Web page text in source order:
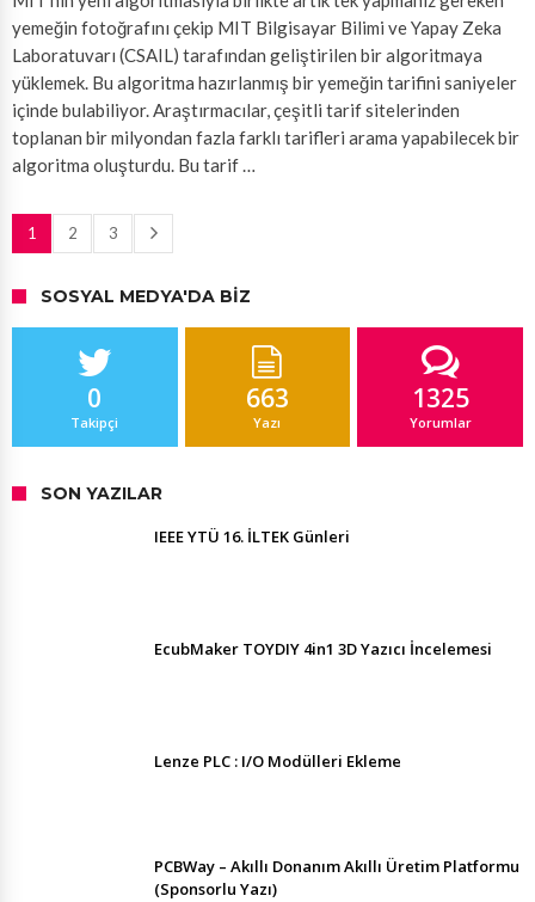
yemeğin fotoğrafını çekip MIT Bilgisayar Bilimi ve Yapay Zeka
Laboratuvarı (CSAIL) tarafından geliştirilen bir algoritmaya
yüklemek. Bu algoritma hazırlanmış bir yemeğin tarifini saniyeler
içinde bulabiliyor. Araştırmacılar, çeşitli tarif sitelerinden
toplanan bir milyondan fazla farklı tarifleri arama yapabilecek bir
algoritma oluşturdu. Bu tarif …
1 2 3
SOSYAL MEDYA'DA BIZ
0
Takipçi
663
Yazı
1325
Yorumlar
SON YAZILAR
IEEE YTÜ 16. İLTEK Günleri
EcubMaker TOYDIY 4in1 3D Yazıcı İncelemesi
Lenze PLC : I/O Modülleri Ekleme
PCBWay – Akıllı Donanım Akıllı Üretim Platformu
(Sponsorlu Yazı)